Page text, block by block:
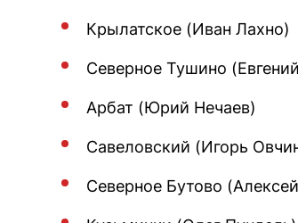
Крылатское (Иван Лахно)
Северное Тушино
Арбат (Юрий Нечаев)
Савеловский (Игорь
Северное Бутово